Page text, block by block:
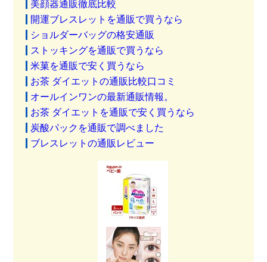
美顔器通販徹底比較
開運ブレスレットを通販で買うなら
ショルダーバッグの格安通販
ストッキングを通販で買うなら
米菓を通販で安く買うなら
お茶 ダイエットの通販比較口コミ
オールインワンの最新通販情報。
お茶 ダイエットを通販で安く買うなら
炭酸パックを通販で調べました
ブレスレットの通販レビュー